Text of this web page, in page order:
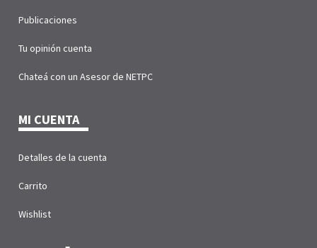
Publicaciones
Tu opinión cuenta
Chateá con un Asesor de NETPC
MI CUENTA
Detalles de la cuenta
Carrito
Wishlist